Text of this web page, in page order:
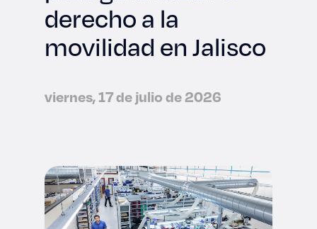
derecho a la
movilidad en Jalisco
viernes, 17 de julio de 2026